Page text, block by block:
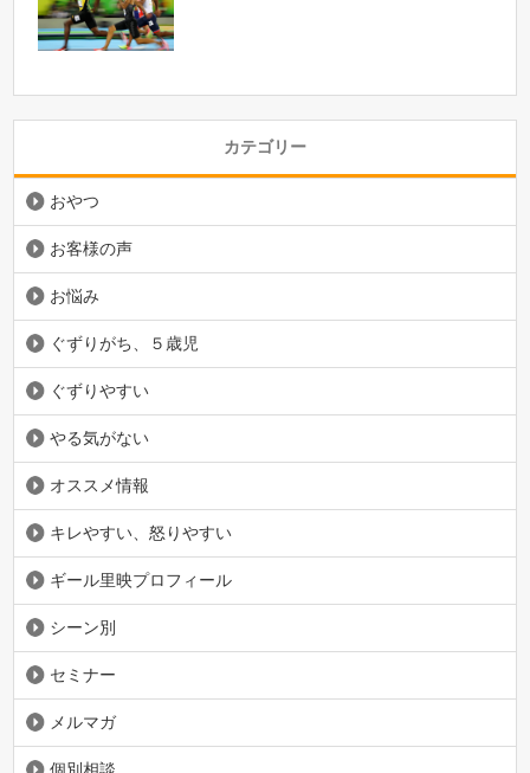
カテゴリー
おやつ
お客様の声
お悩み
ぐずりがち、５歳児
ぐずりやすい
やる気がない
オススメ情報
キレやすい、怒りやすい
ギール里映プロフィール
シーン別
セミナー
メルマガ
個別相談